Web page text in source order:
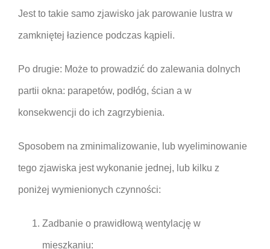
Jest to takie samo zjawisko jak parowanie lustra w
zamkniętej łazience podczas kąpieli.
Po drugie: Może to prowadzić do zalewania dolnych
partii okna: parapetów, podłóg, ścian a w
konsekwencji do ich zagrzybienia.
Sposobem na zminimalizowanie, lub wyeliminowanie
tego zjawiska jest wykonanie jednej, lub kilku z
poniżej wymienionych czynności:
Zadbanie o prawidłową wentylację w
mieszkaniu: